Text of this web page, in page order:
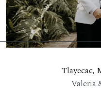
Valeria
Tlayecac,